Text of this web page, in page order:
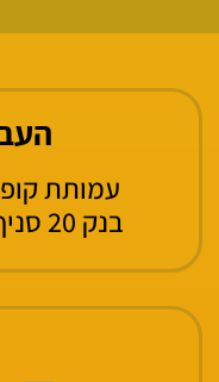
עמותת
בנק 20 סניף 514 חשבון 669066